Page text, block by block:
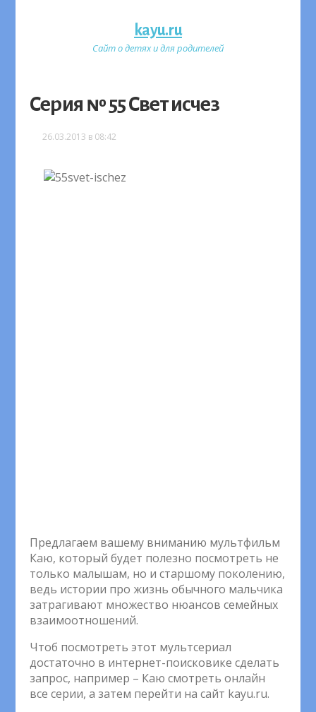
kayu.ru
Сайт о детях и для родителей
Серия № 55 Свет исчез
26.03.2013 в 08:42
Предлагаем вашему вниманию мультфильм
Каю, который будет полезно посмотреть не
только малышам, но и старшому поколению,
ведь истории про жизнь обычного мальчика
затрагивают множество нюансов семейных
взаимоотношений.
Чтоб посмотреть этот мультсериал
достаточно в интернет-поисковике сделать
запрос, например – Каю смотреть онлайн
все серии, а затем перейти на сайт kayu.ru.